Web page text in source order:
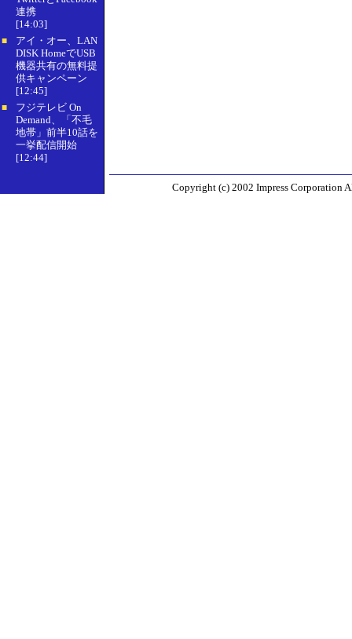
連携
[14:03]
■
アイ・オー、LAN
DISK HomeでUSB
機器共有の無料提
供キャンペーン
[12:45]
■
フジテレビ On
Demand、「不毛
地帯」前半10話を
一挙配信開始
[12:44]
Copyright (c) 2002 Impress Corporation